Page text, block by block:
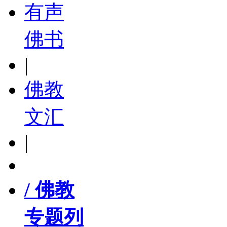
有声
佛书
|
佛教
文汇
|
/ 佛教
专题列